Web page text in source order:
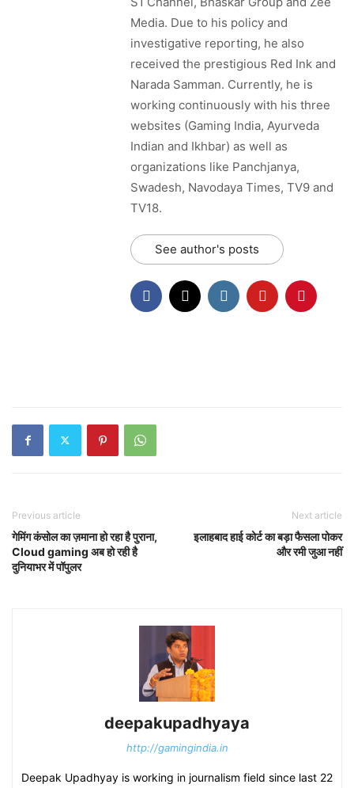
Media. Due to his policy and
investigative reporting, he also
received the prestigious Red Ink and
Narada Samman. Currently, he is
working continuously with his three
websites (Gaming India, Ayurveda
Indian and Ikhbar) as well as
organizations like Panchjanya,
Swadesh, Navodaya Times, TV9 and
TV18.
See author's posts
Previous article
गेमिंग कंसोल का ज़माना हो रहा है पुराना,
Cloud gaming अब हो रही है
दुनियाभर में पॉपुलर
Next article
इलाहबाद हाई कोर्ट का बड़ा फैसला पोकर
और रमी जुआ नहीं
deepakupadhyaya
http://gamingindia.in
Deepak Upadhyay is working in journalism field since last 22